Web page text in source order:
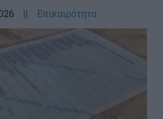
|| Επικαιρότητα